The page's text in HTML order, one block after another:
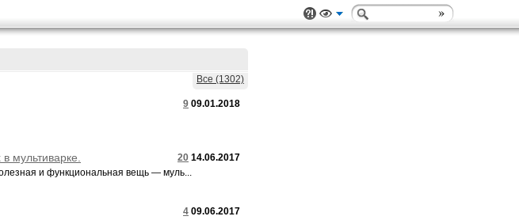
Все (1302)
9 09.01.2018
20 14.06.2017
мультиварке.
и функциональная вещь — муль...
4 09.06.2017